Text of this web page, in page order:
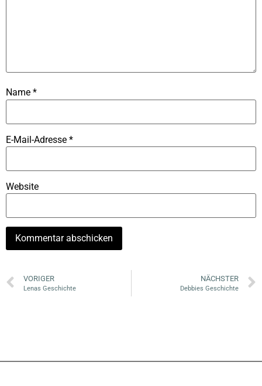
Name *
E-Mail-Adresse *
Website
VORIGER
Lenas Geschichte
NÄCHSTER
Debbies Geschichte